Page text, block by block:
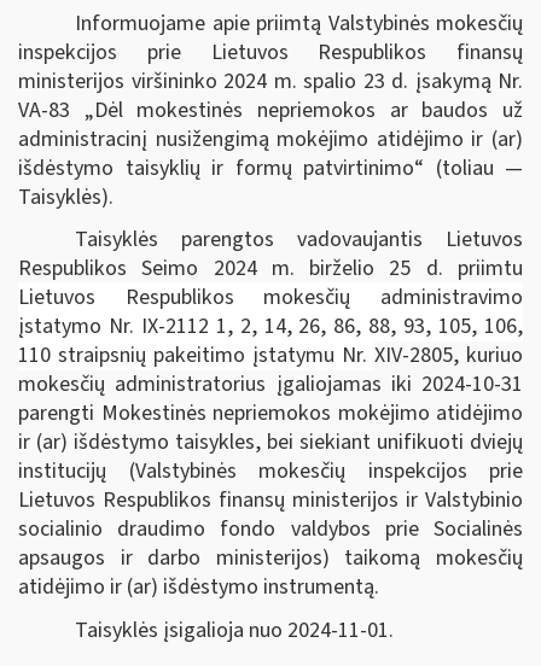
Informuojame apie priimtą Valstybinės mokesčių
inspekcijos prie Lietuvos Respublikos finansų
ministerijos viršininko 2024 m. spalio 23 d. įsakymą Nr.
VA-83 „Dėl mokestinės nepriemokos ar baudos už
administracinį nusižengimą mokėjimo atidėjimo ir (ar)
išdėstymo taisyklių ir formų patvirtinimo“ (toliau —
Taisyklės).
Taisyklės parengtos vadovaujantis
Lietuvos
Respublikos Seimo 2024 m. birželio 25 d. priimtu
Lietuvos Respublikos mokesčių administravimo
įstatymo Nr. IX-2112 1, 2, 14, 26, 86, 88, 93, 105, 106,
110 straipsnių pakeitimo įstatymu Nr. XIV-2805, kuriuo
mokesčių administratorius įgaliojamas iki 2024-10-31
parengti Mokestinės nepriemokos mokėjimo atidėjimo
ir (ar) išdėstymo taisykles, bei siekiant unifikuoti dviejų
institucijų (Valstybinės mokesčių inspekcijos prie
Lietuvos Respublikos finansų ministerijos ir Valstybinio
socialinio draudimo fondo valdybos prie Socialinės
apsaugos ir darbo ministerijos) taikomą mokesčių
atidėjimo ir (ar) išdėstymo instrumentą.
Taisyklės įsigalioja nuo 2024-11-01.